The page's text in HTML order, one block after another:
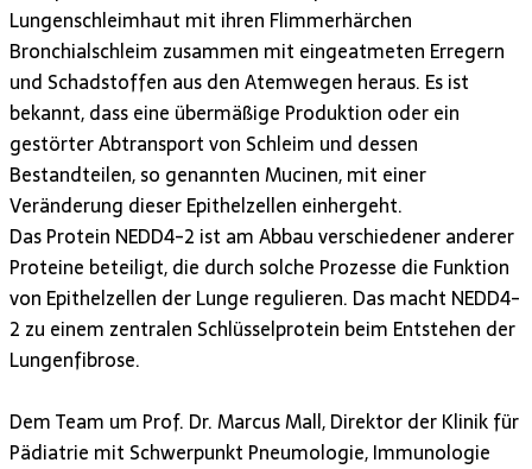
Lungenschleimhaut mit ihren Flimmerhärchen
Bronchialschleim zusammen mit eingeatmeten Erregern
und Schadstoffen aus den Atemwegen heraus. Es ist
bekannt, dass eine übermäßige Produktion oder ein
gestörter Abtransport von Schleim und dessen
Bestandteilen, so genannten Mucinen, mit einer
Veränderung dieser Epithelzellen einhergeht.
Das Protein NEDD4-2 ist am Abbau verschiedener anderer
Proteine beteiligt, die durch solche Prozesse die Funktion
von Epithelzellen der Lunge regulieren. Das macht NEDD4-
2 zu einem zentralen Schlüsselprotein beim Entstehen der
Lungenfibrose.
Dem Team um Prof. Dr. Marcus Mall, Direktor der Klinik für
Pädiatrie mit Schwerpunkt Pneumologie, Immunologie